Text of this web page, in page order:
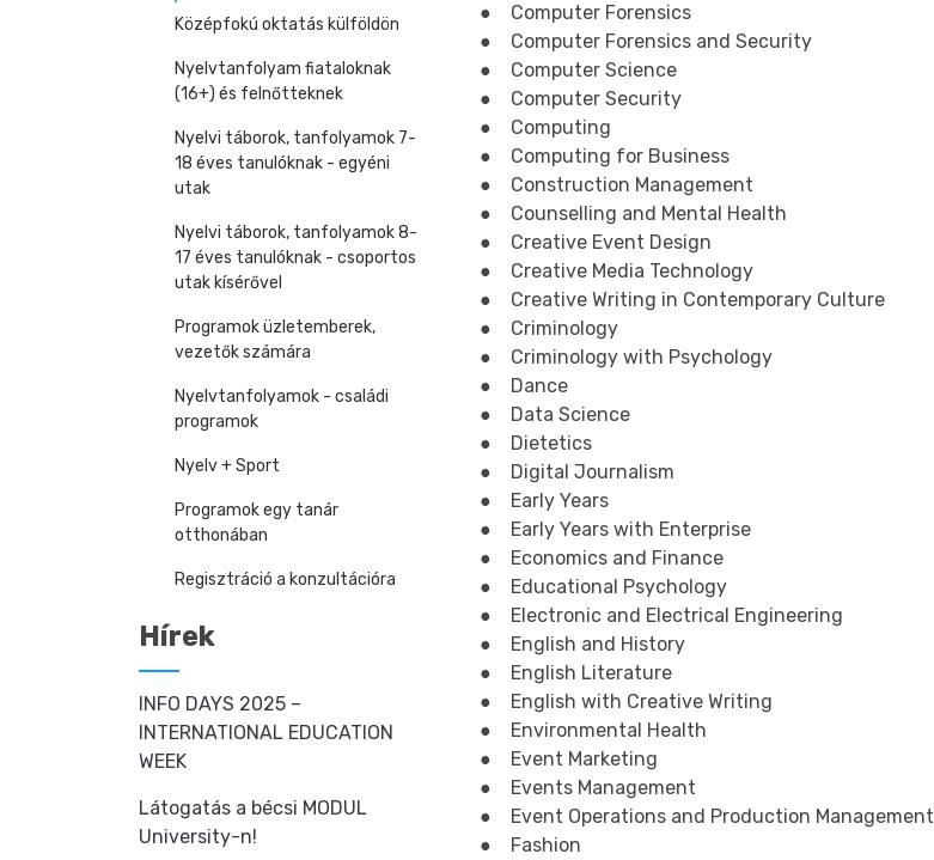
Középfokú oktatás külföldön
Nyelvtanfolyam fiataloknak
(16+) és felnőtteknek
Nyelvi táborok, tanfolyamok 7-
18 éves tanulóknak - egyéni
utak
Nyelvi táborok, tanfolyamok 8-
17 éves tanulóknak - csoportos
utak kísérővel
Programok üzletemberek,
vezetők számára
Nyelvtanfolyamok - családi
programok
Nyelv + Sport
Programok egy tanár
otthonában
Regisztráció a konzultációra
Hírek
INFO DAYS 2025 –
INTERNATIONAL EDUCATION
WEEK
Látogatás a bécsi MODUL
University-n!
● Computer Forensics
● Computer Forensics and Security
● Computer Science
● Computer Security
● Computing
● Computing for Business
● Construction Management
● Counselling and Mental Health
● Creative Event Design
● Creative Media Technology
● Creative Writing in Contemporary Culture
● Criminology
● Criminology with Psychology
● Dance
● Data Science
● Dietetics
● Digital Journalism
● Early Years
● Early Years with Enterprise
● Economics and Finance
● Educational Psychology
● Electronic and Electrical Engineering
● English and History
● English Literature
● English with Creative Writing
● Environmental Health
● Event Marketing
● Events Management
● Event Operations and Production Management
● Fashion